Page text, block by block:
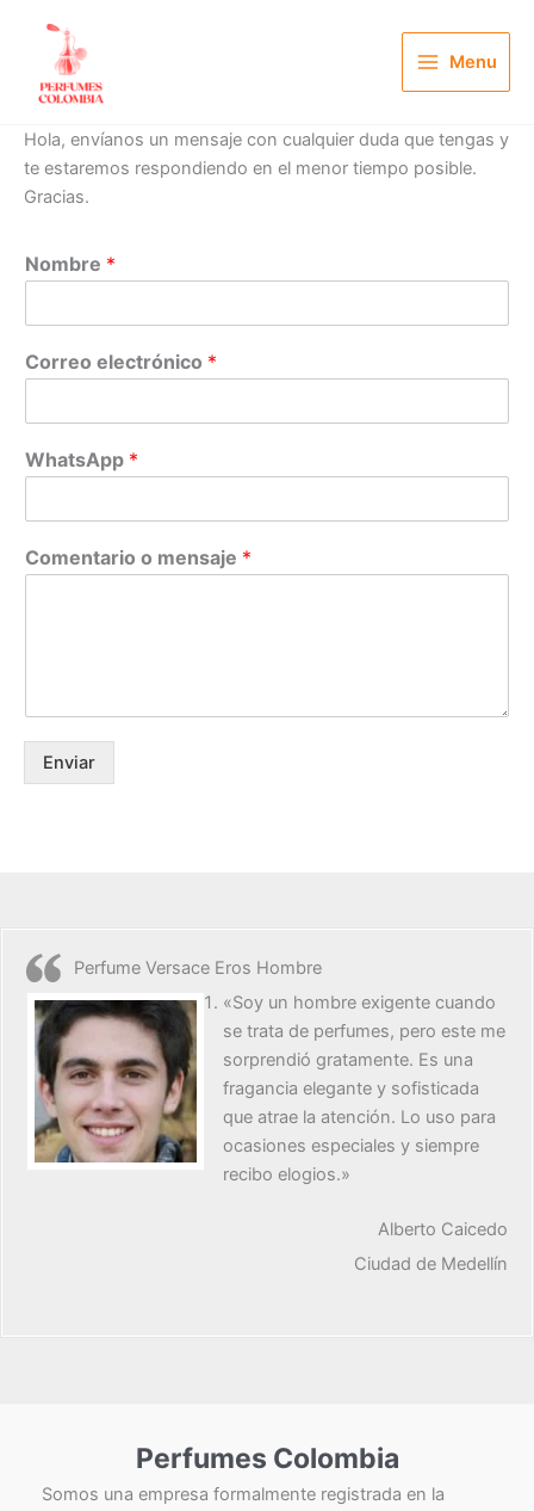
contenido
Menu
Hola, envíanos un mensaje con cualquier duda que tengas y
te estaremos respondiendo en el menor tiempo posible.
Gracias.
Nombre *
Correo electrónico *
WhatsApp *
Comentario o mensaje *
Enviar
Perfume Versace Eros Hombre
«Soy un hombre exigente cuando
se trata de perfumes, pero este me
sorprendió gratamente. Es una
fragancia elegante y sofisticada
que atrae la atención. Lo uso para
ocasiones especiales y siempre
recibo elogios.»
Alberto Caicedo
Ciudad de Medellín
Perfumes Colombia
Somos una empresa formalmente registrada en la